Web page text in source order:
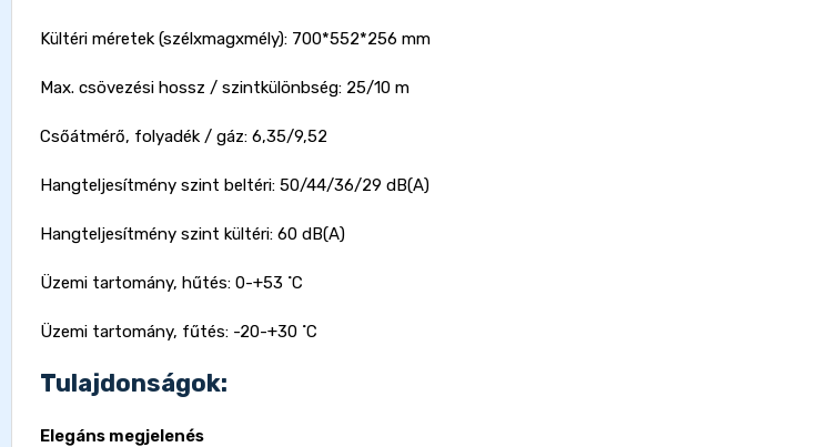
Kültéri méretek (szélxmagxmély): 700*552*256 mm
Max. csövezési hossz / szintkülönbség: 25/10 m
Csőátmérő, folyadék / gáz: 6,35/9,52
Hangteljesítmény szint beltéri: 50/44/36/29 dB(A)
Hangteljesítmény szint kültéri: 60 dB(A)
Üzemi tartomány, hűtés: 0-+53 ˚C
Üzemi tartomány, fűtés: -20-+30 ˚C
Tulajdonságok:
Elegáns megjelenés